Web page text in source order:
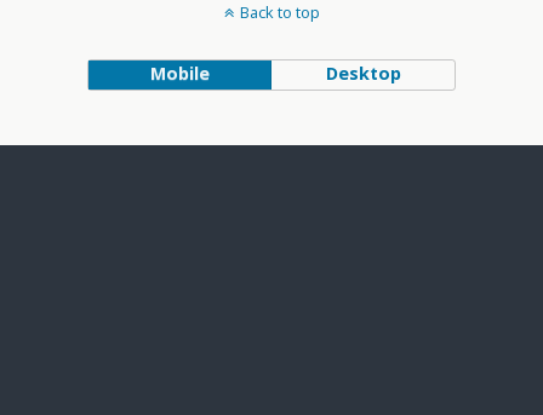
Back to top
Mobile Desktop